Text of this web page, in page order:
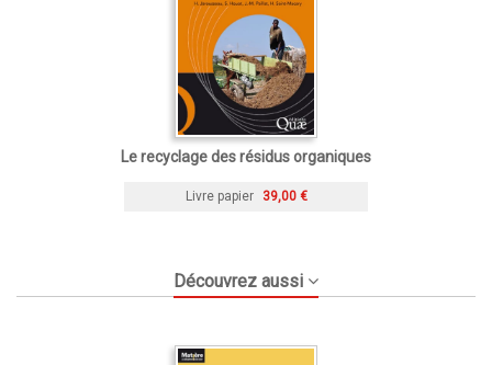
Le recyclage des résidus organiques
Livre papier 39,00 €
Découvrez aussi